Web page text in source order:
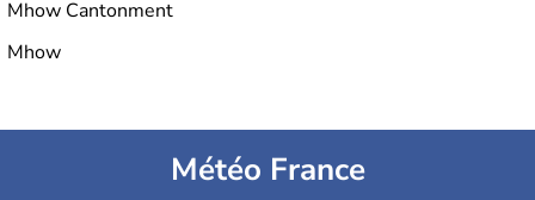
Mhow Cantonment
Mhow
Météo France